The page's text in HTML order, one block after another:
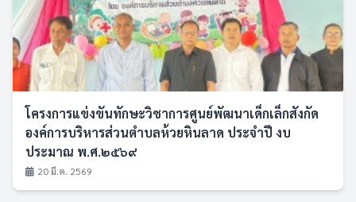
โครงการแข่งขันทักษะวิชาการศูนย์พัฒนาเด็กเล็กสังกัด
องค์การบริหารส่วนตำบลห้วยหินลาด ประจำปี งบ
ประมาณ พ.ศ.๒๕๖๙
20 มี.ค. 2569